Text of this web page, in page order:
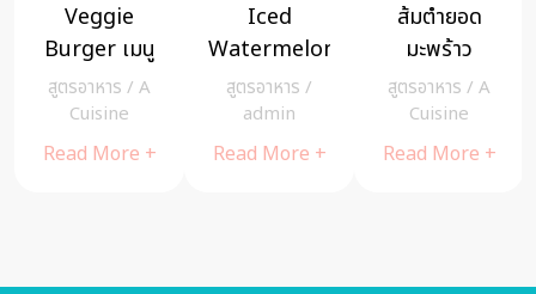
Veggie
Burger เมนู
จานด่วนแต่ไม่
เสียสุขภาพ
สูตรอาหาร / A
Cuisine
Read More +
Iced
Watermelon
สูตรอาหาร /
admin
Read More +
ส้มตำยอด
มะพร้าว
สูตรอาหาร / A
Cuisine
Read More +